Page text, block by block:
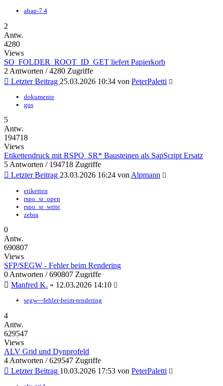
abap-7.4
2
Antw.
4280
Views
SO_FOLDER_ROOT_ID_GET liefert Papierkorb
2 Antworten / 4280 Zugriffe
Letzter Beitrag 25.03.2026 10:34 von PeterPaletti
dokumente
gos
5
Antw.
194718
Views
Etikettendruck mit RSPO_SR* Bausteinen als SapScript Ersatz
5 Antworten / 194718 Zugriffe
Letzter Beitrag 23.03.2026 16:24 von Alpmann
etiketten
rspo_sr_open
rspo_sr_write
zebra
0
Antw.
690807
Views
SFP/SEGW - Fehler beim Rendering
0 Antworten / 690807 Zugriffe
Manfred K. » 12.03.2026 14:10
segw---fehler-beim-rendering
4
Antw.
629547
Views
ALV Grid und Dynprofeld
4 Antworten / 629547 Zugriffe
Letzter Beitrag 10.03.2026 17:53 von PeterPaletti